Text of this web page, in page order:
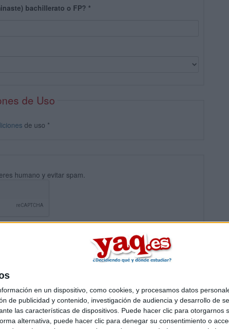
en un dispositivo, como cookies, y procesamos datos
de publicidad y contenido, investigación de audiencia y desarrollo de
las características de dispositivos. Puede hacer clic para
alternativa, puede hacer clic para denegar su consentimiento o
bachillerato o FP? *
de Uso
de uso *
humano y evitar spam.
Quiénes somos |Contactar| Anúnciate
Aviso legal|Politica de privacidad|Condiciones generales|Política